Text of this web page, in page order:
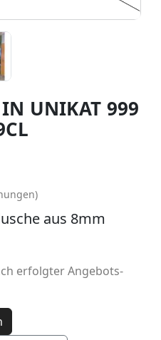
UNIKAT 999
aus 8mm
erfolgter Angebots-